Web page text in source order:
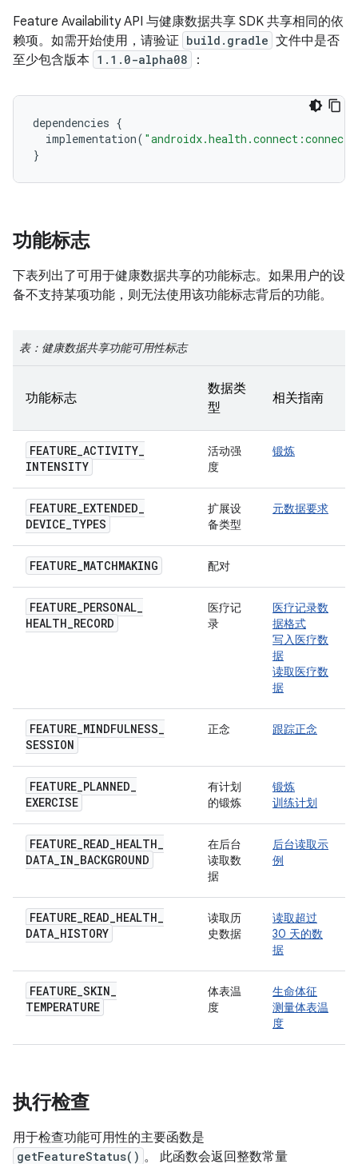
Feature Availability API 与健康数据共享 SDK 共享相同的依
赖项。如需开始使用，请验证 build.gradle 文件中是否
至少包含版本 1.1.0-alpha08 ：
dependencies {
implementation(
}
功能标志
下表列出了可用于健康数据共享的功能标志。如果用户的设
备不支持某项功能，则无法使用该功能标志背后的功能。
表：健康数据共享功能可用性标志
功能标志
数据类
型
相关指南
FEATURE_ACTIVITY_
INTENSITY
活动强
度
锻炼
FEATURE_EXTENDED_
DEVICE_TYPES
扩展设
备类型
元数据要求
FEATURE_MATCHMAKING 配对
FEATURE_PERSONAL_
HEALTH_RECORD
医疗记
录
医疗记录数
据格式
写入医疗数
据
读取医疗数
据
FEATURE_MINDFULNESS_
SESSION
正念 跟踪正念
FEATURE_PLANNED_
EXERCISE
有计划
的锻炼
锻炼
训练计划
FEATURE_READ_HEALTH_
DATA_IN_BACKGROUND
在后台
读取数
据
后台读取示
例
FEATURE_READ_HEALTH_
DATA_HISTORY
读取历
史数据
读取超过
30 天的数
据
FEATURE_SKIN_
TEMPERATURE
体表温
度
生命体征
测量体表温
度
执行检查
用于检查功能可用性的主要函数是
getFeatureStatus() 。 此函数会返回整数常量